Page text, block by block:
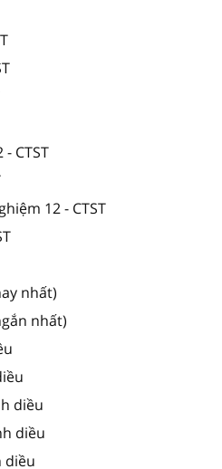
CTST
12 - CTST
nhất)
nhất)
diều
diều
diều